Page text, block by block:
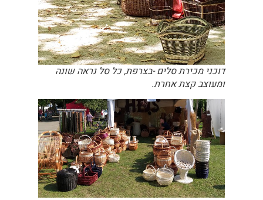
דוכני מכירת סלים -בצרפת, כל סל נראה שונה
ומעוצב קצת אחרת.